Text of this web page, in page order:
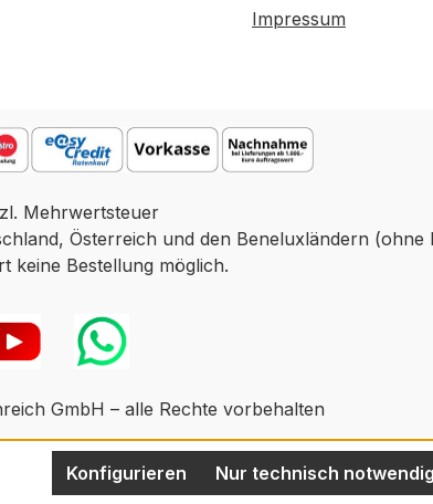
Impressum
Mehrwertsteuer
Österreich und den Beneluxländern (ohne
keine Bestellung möglich.
GmbH – alle Rechte vorbehalten
Nur technisch
Konfigurieren